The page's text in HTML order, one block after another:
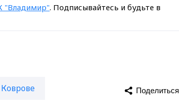
"Владимир". Подписывайтесь и будьте в
Поделиться